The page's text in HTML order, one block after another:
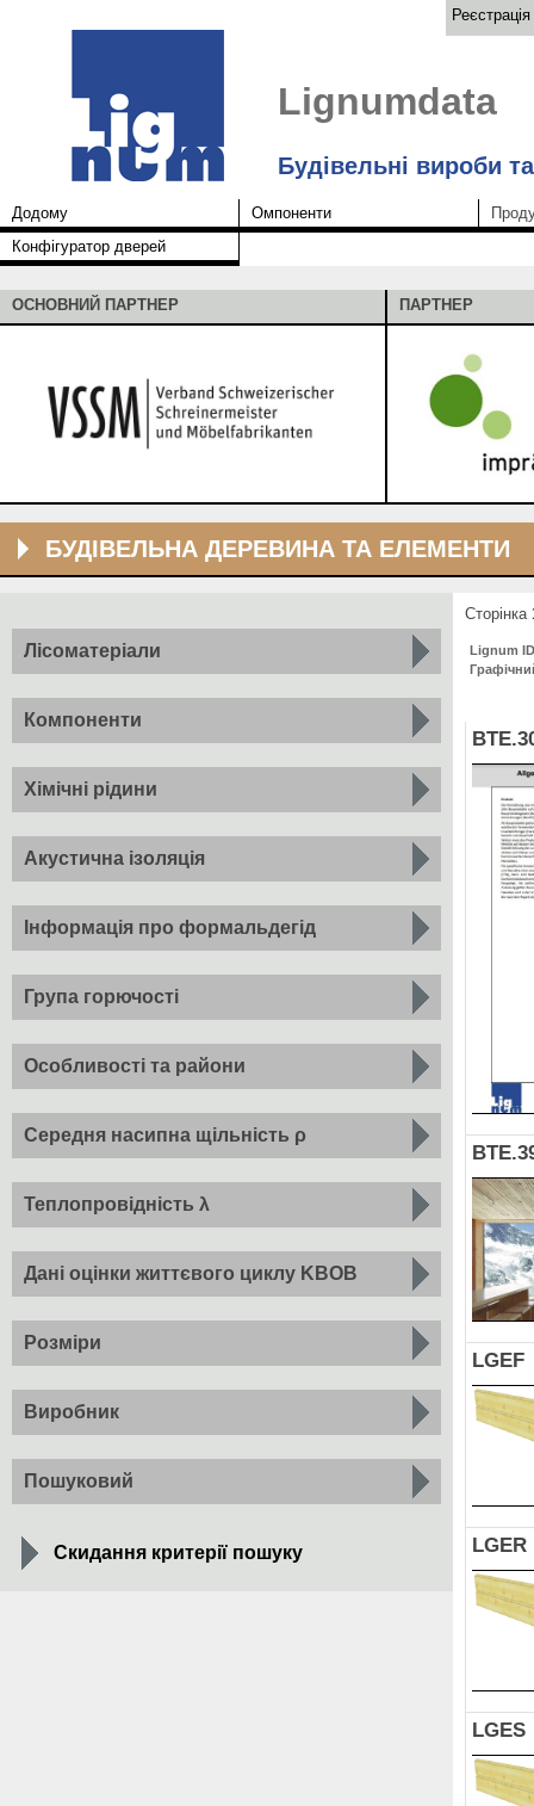
Реєстрація
Lignumdata
Будівельні вироби
Додому Омпоненти
Конфігуратор дверей
ОСНОВНИЙ ПАРТНЕР ПАРТНЕР
БУДІВЕЛЬНА ДЕРЕВИНА ТА ЕЛЕМЕНТИ
Лісоматеріали
Компоненти
Хімічні рідини
Акустична ізоляція
Інформація про формальдегід
Група горючості
Особливості та райони
Середня насипна щільність ρ
Теплопровідність λ
Дані оцінки життєвого циклу KBOB
Розміри
Виробник
Пошуковий
Скидання критерії пошуку
Сторінка
Lignum
LGEF
LGER
LGES